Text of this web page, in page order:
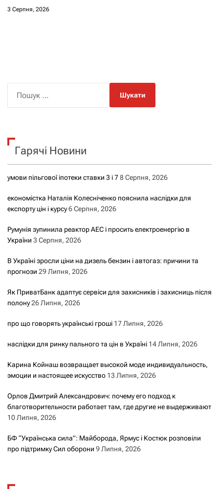
3 Серпня, 2026
к
Гарячі Новини
умови пільгової іпотеки ставки 3 і 78 Серпня, 2026
економістка Наталія Колесніченко пояснила наслідки для
експорту цін і курсу6 Серпня, 2026
Румунія зупинила реактор АЕС і просить електроенергію в
України 3 Серпня, 2026
В Україні зросли ціни на дизель бензин і автогаз: причини та
прогнози 29 Липня, 2026
Як ПриватБанк адаптує сервіси для захисників і захисниць після
полону26 Липня, 2026
про що говорять українські гроші 17 Липня, 2026
наслідки для ринку пального та цін в Україні 14 Липня, 2026
Карина Койнаш возвращает высокой моде индивидуальность,
эмоции и настоящее искусство 13 Липня, 2026
Орлов Дмитрий Александрович: почему его подход к
благотворительности работает там, где другие не выдерживают
10 Липня, 2026
БФ “Українська сила”: Майборода, Ярмус і Костюк розповіли
про підтримку Сил оборони 9 Липня, 2026